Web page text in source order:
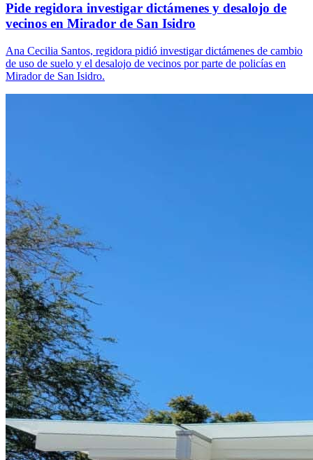
Pide regidora investigar dictámenes y desalojo de
vecinos en Mirador de San Isidro
Ana Cecilia Santos, regidora pidió investigar dictámenes de cambio
de uso de suelo y el desalojo de vecinos por parte de policías en
Mirador de San Isidro.